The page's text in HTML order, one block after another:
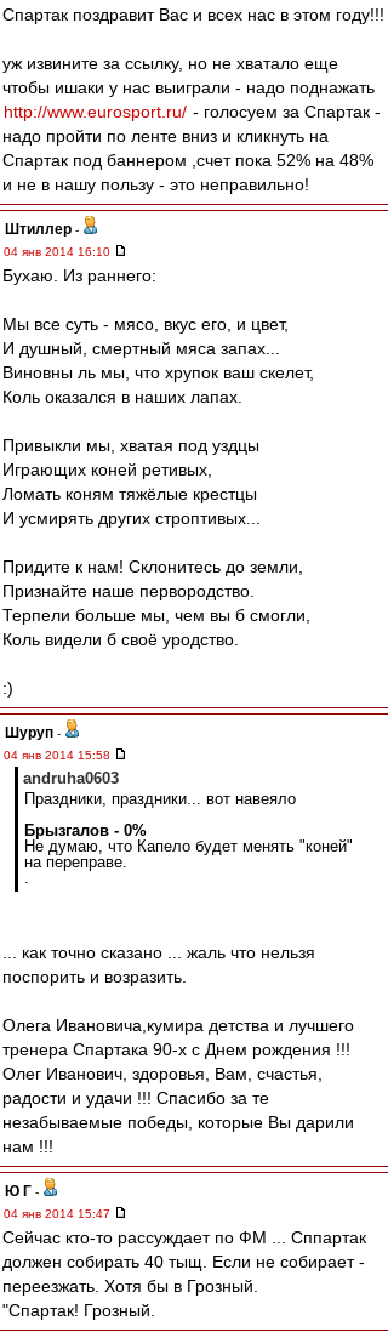
Спартак поздравит Вас и всех нас в этом году!!!
уж извините за ссылку, но не хватало еще
чтобы ишаки у нас выиграли - надо поднажать
http://www.eurosport.ru/ - голосуем за Спартак -
надо пройти по ленте вниз и кликнуть на
Спартак под баннером ,счет пока 52% на 48%
и не в нашу пользу - это неправильно!
Штиллер -
04 янв 2014 16:10
Бухаю. Из раннего:
Мы все суть - мясо, вкус его, и цвет,
И душный, смертный мяса запах...
Виновны ль мы, что хрупок ваш скелет,
Коль оказался в наших лапах.
Привыкли мы, хватая под уздцы
Играющих коней ретивых,
Ломать коням тяжёлые крестцы
И усмирять других строптивых...
Придите к нам! Склонитесь до земли,
Признайте наше первородство.
Терпели больше мы, чем вы б смогли,
Коль видели б своё уродство.
:)
Шуруп -
04 янв 2014 15:58
andruha0603
Праздники, праздники... вот навеяло
Брызгалов - 0%
Не думаю, что Капело будет менять "коней"
на переправе.
.
... как точно сказано ... жаль что нельзя
поспорить и возразить.
Олега Ивановича,кумира детства и лучшего
тренера Спартака 90-х с Днем рождения !!!
Олег Иванович, здоровья, Вам, счастья,
радости и удачи !!! Спасибо за те
незабываемые победы, которые Вы дарили
нам !!!
Ю Г -
04 янв 2014 15:47
Сейчас кто-то рассуждает по ФМ ... Сппартак
должен собирать 40 тыщ. Если не собирает -
переезжать. Хотя бы в Грозный.
"Спартак! Грозный.